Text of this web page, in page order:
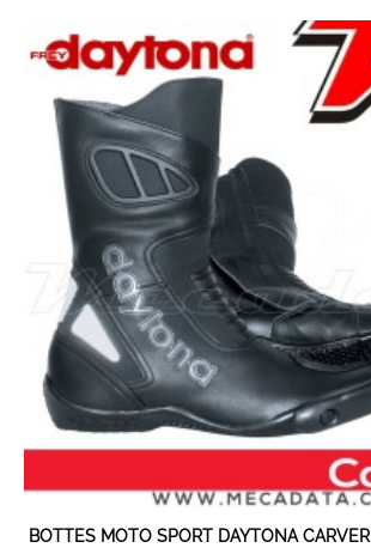
BOTTES MOTO SPORT DAYTONA CARVER